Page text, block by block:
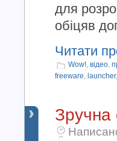
для
обіцяв
Читати
Wow!, відео,
freeware, launcher,
Зручна